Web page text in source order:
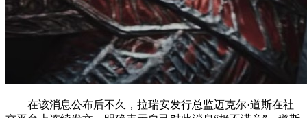
在该消息公布后不久，拉瑞安发行总监迈克尔·道斯在社